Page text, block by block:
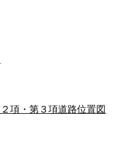
項・第３項道路位置図